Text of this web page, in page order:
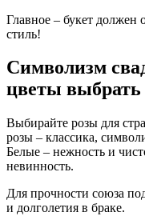
Главное – букет должен
стиль!
Символизм
цветы выбрать
Выбирайте розы для
розы – классика,
Белые – нежность и
невинность.
Для прочности союза
и долголетия в браке.